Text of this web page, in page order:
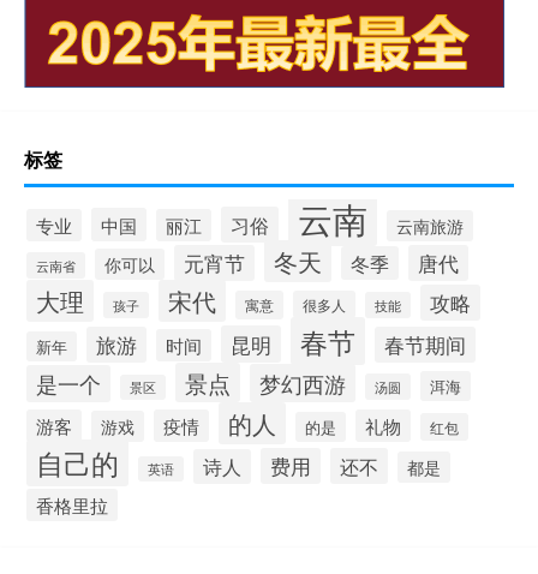
标签
专业 中国 丽江 习俗 云南 云南旅游
云南省 你可以 元宵节 冬天 冬季 唐代
大理 孩子 宋代 寓意 很多人 技能 攻略
新年 旅游 时间 昆明 春节 春节期间
是一个 景区 景点 梦幻西游 汤圆 洱海
游客 游戏 疫情 的人 的是 礼物 红包
自己的 英语 诗人 费用 还不 都是
香格里拉